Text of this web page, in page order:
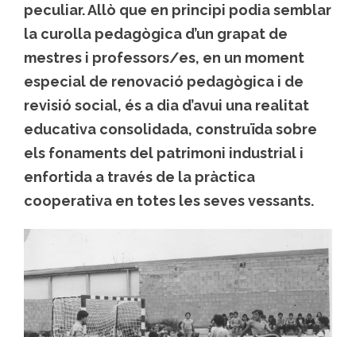
peculiar. Allò que en principi podia semblar
la curolla pedagògica d’un grapat de
mestres i professors/es, en un moment
especial de renovació pedagògica i de
revisió social, és a dia d’avui una realitat
educativa consolidada, construïda sobre
els fonaments del patrimoni industrial i
enfortida a través de la pràctica
cooperativa en totes les seves vessants.